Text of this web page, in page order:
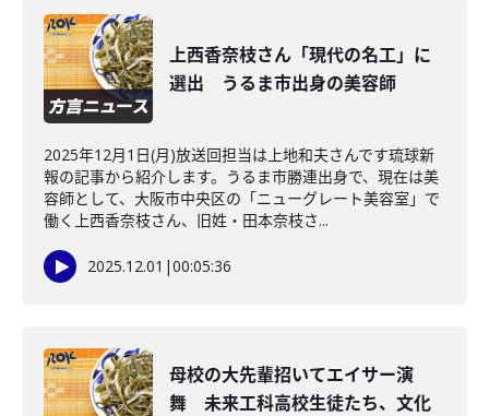
上西香奈枝さん「現代の名工」に
選出 うるま市出身の美容師
2025年12月1日(月)放送回担当は上地和夫さんです琉球新
報の記事から紹介します。うるま市勝連出身で、現在は美
容師として、大阪市中央区の「ニューグレート美容室」で
働く上西香奈枝さん、旧姓・田本奈枝さ...
2025.12.01 |00:05:36
母校の大先輩招いてエイサー演
舞 未来工科高校生徒たち、文化